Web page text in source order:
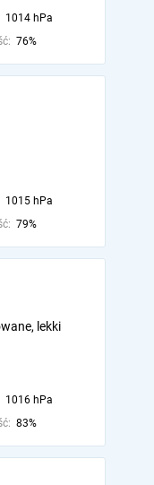
1014 hPa
76%
1015 hPa
79%
lekki
1016 hPa
83%